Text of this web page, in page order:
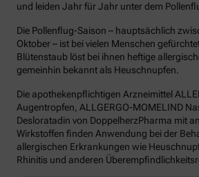
und leiden Jahr für Jahr unter dem
Die Pollenflug-Saison – hauptsächlich
Oktober – ist bei vielen Menschen
Blütenstaub löst bei ihnen heftige
gemeinhin bekannt als Heuschnupfen.
Die apothekenpflichtigen Arzneimittel
Augentropfen, ALLGERGO-MOMELIND
Desloratadin von DoppelherzPharma mit
Wirkstoffen finden Anwendung bei der
allergischen Erkrankungen wie
Rhinitis und anderen